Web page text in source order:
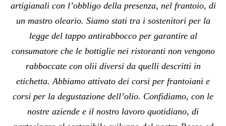
artigianali con l’obbligo della presenza, nel frantoio, di
un mastro oleario. Siamo stati tra i sostenitori per la
legge del tappo antirabbocco per garantire al
consumatore che le bottiglie nei ristoranti non vengono
rabboccate con olii diversi da quelli descritti in
etichetta. Abbiamo attivato dei corsi per frantoiani e
corsi per la degustazione dell’olio. Confidiamo, con le
nostre aziende e il nostro lavoro quotidiano, di